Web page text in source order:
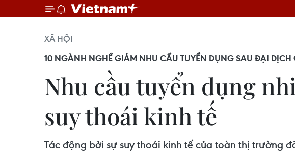
XÃ HỘI
10 NGÀNH NGHỀ GIẢM NHU CẦU TUYỂN DỤNG SAU ĐẠI DỊCH
Nhu cầu tuyển dụng
suy thoái kinh tế
Tác động bởi sự suy thoái kinh tế của toàn thị trường